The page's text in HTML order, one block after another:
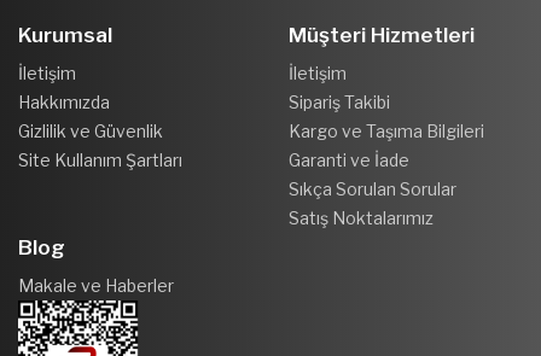
Kurumsal
İletişim
Hakkımızda
Gizlilik ve Güvenlik
Site Kullanım Şartları
Müşteri Hizmetleri
İletişim
Sipariş Takibi
Kargo ve Taşıma Bilgileri
Garanti ve İade
Sıkça Sorulan Sorular
Satış Noktalarımız
Blog
Makale ve Haberler